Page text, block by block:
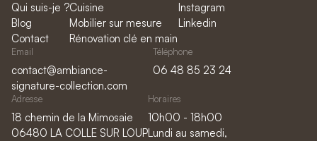
Qui suis-je ?
Blog
Contact
Cuisine
Mobilier sur mesure
Rénovation clé en main
Instagram
Linkedin
Email
contact@ambiance-
signature-collection.com
Téléphone
06 48 85 23 24
Adresse
18 chemin de la Mimosaie
06480 LA COLLE SUR LOUP
Horaires
10h00 - 18h00
Lundi au samedi,